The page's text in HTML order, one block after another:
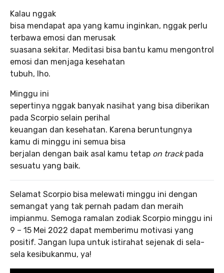
Kalau nggak
bisa mendapat apa yang kamu inginkan, nggak perlu
terbawa emosi dan merusak
suasana sekitar. Meditasi bisa bantu kamu mengontrol
emosi dan menjaga kesehatan
tubuh, lho.
Minggu ini
sepertinya nggak banyak nasihat yang bisa diberikan
pada Scorpio selain perihal
keuangan dan kesehatan. Karena beruntungnya
kamu di minggu ini semua bisa
berjalan dengan baik asal kamu tetap on trackpada
sesuatu yang baik.
Selamat Scorpio bisa melewati minggu ini dengan
semangat yang tak pernah padam dan meraih
impianmu. Semoga ramalan zodiak Scorpio minggu ini
9 – 15 Mei 2022 dapat memberimu motivasi yang
positif. Jangan lupa untuk istirahat sejenak di sela-
sela kesibukanmu, ya!